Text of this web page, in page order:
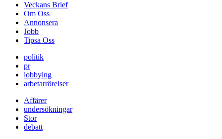
Veckans Brief
Om Oss
Annonsera
Jobb
Tipsa Oss
politik
pr
lobbying
arbetarrörelser
Affärer
undersökningar
Stor
debatt